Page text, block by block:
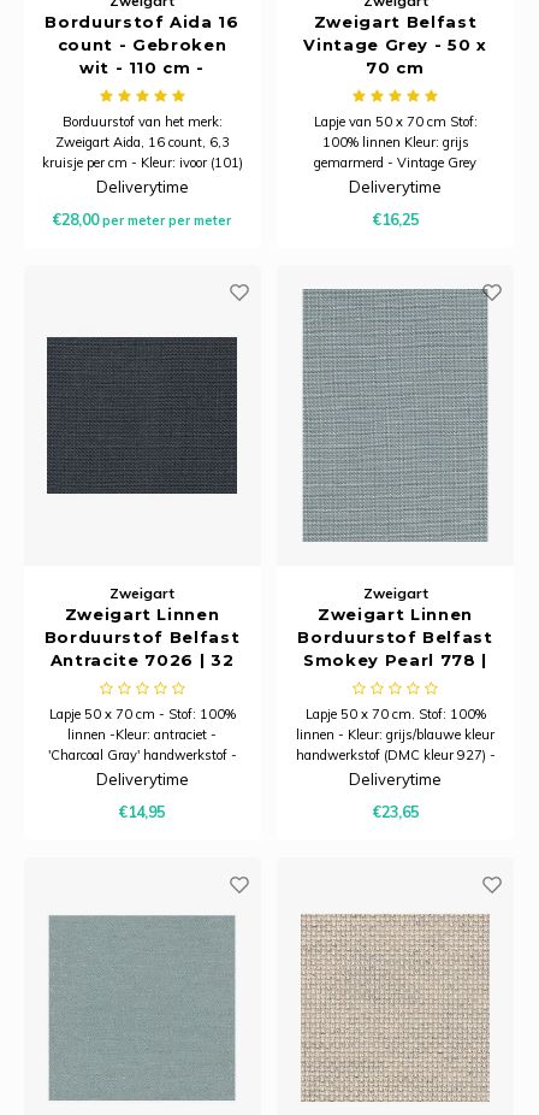
Borduurstof Aida 16
count - Gebroken
wit - 110 cm -
Zweigart
Borduurstof van het merk:
Zweigart Aida, 16 count, 6,3
kruisje per cm - Kleur: ivoor (101)
- Breedte: 110 cm
Deliverytime
€28,00per meterper meter
Zweigart Belfast
Vintage Grey - 50 x
70 cm
Lapje van 50 x 70 cm Stof:
100% linnen Kleur: grijs
gemarmerd - Vintage Grey
handwerkstof Draden: 12,6
Deliverytime
€16,25
Zweigart
Zweigart Linnen
Borduurstof Belfast
Antracite 7026 | 32
Count (12,6/cm) |
Stuk 50 x 70 cm
Lapje 50 x 70 cm - Stof: 100%
linnen -Kleur: antraciet -
'Charcoal Gray' handwerkstof -
Draden: 12,6 draden per
Deliverytime
€14,95
Zweigart
Zweigart Linnen
Borduurstof Belfast
Smokey Pearl 778 |
32 Count (12,6/cm) |
Stuk 50 x 70 cm
Lapje 50 x 70 cm. Stof: 100%
linnen - Kleur: grijs/blauwe kleur
handwerkstof (DMC kleur 927) -
Draden: 12,6 draden per
Deliverytime
€23,65